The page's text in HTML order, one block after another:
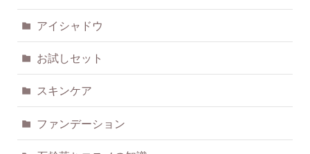
アイシャドウ
お試しセット
スキンケア
ファンデーション